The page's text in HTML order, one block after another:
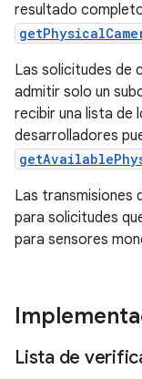
resultado
Las solicitudes de
admitir solo un
recibir una lista de
desarrolladores
Las transmisiones
para solicitudes
para sensores
Lista de